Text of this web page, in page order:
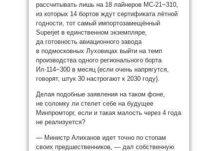
рассчитывать лишь на 18 лайнеров МС-21−310,
из которых 14 бортов ждут сертификата лётной
годности, тот самый импортозамещённый
Superjet в единственном экземпляре,
да готовность авиационного завода
в подмосковных Луховицах выйти на темп
производства одного регионального борта
Ил-114−300 в месяц (если очень напрягутся,
говорят, штук 30 настрогают к 2030 году).
Делая подобные заявления на таком фоне,
не соломку ли стелет себе на будущее
Минпромторг, если и такая малость через 4 года
не реализуется?
— Министр Алиханов идет точно по стопам
своих предшественников, — дал собственную